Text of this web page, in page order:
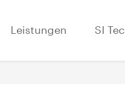
Leistungen SI